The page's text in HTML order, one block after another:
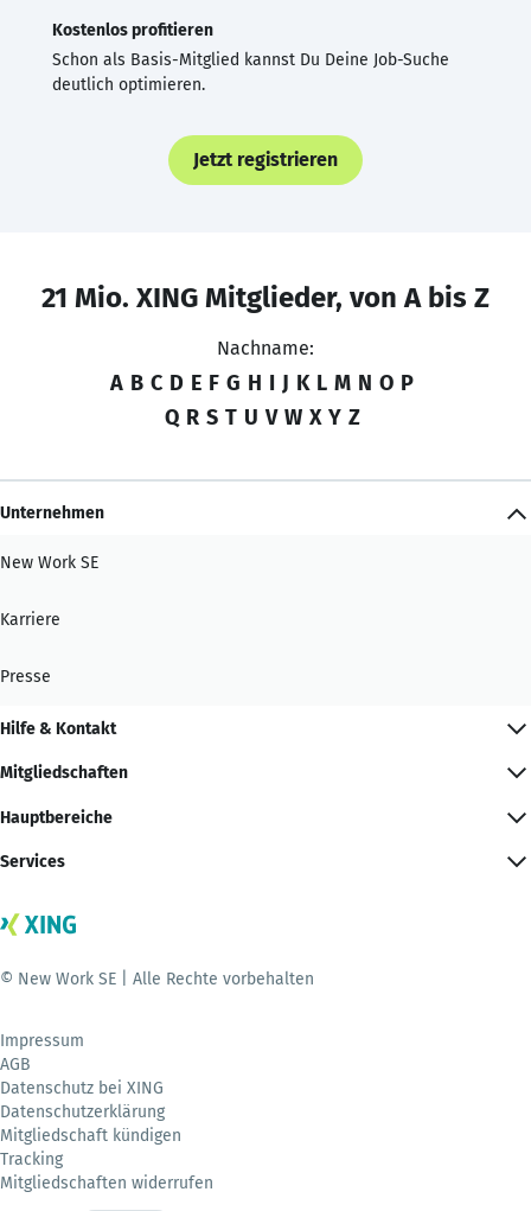
Kostenlos profitieren
Schon als Basis-Mitglied kannst Du Deine Job-Suche
deutlich optimieren.
Jetzt registrieren
21 Mio. XING Mitglieder, von A bis Z
Nachname:
A B C D E F G H I J K L M N O P
Q R S T U V W X Y Z
Unternehmen
New Work SE
Karriere
Presse
Hilfe & Kontakt
Mitgliedschaften
Hauptbereiche
Services
© New Work SE | Alle Rechte vorbehalten
Impressum
AGB
Datenschutz bei XING
Datenschutzerklärung
Mitgliedschaft kündigen
Tracking
Mitgliedschaften widerrufen